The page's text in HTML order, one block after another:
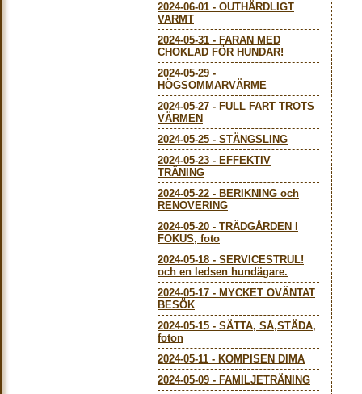
2024-06-01 - OUTHÄRDLIGT
VARMT
2024-05-31 - FARAN MED
CHOKLAD FÖR HUNDAR!
2024-05-29 -
HÖGSOMMARVÄRME
2024-05-27 - FULL FART TROTS
VÄRMEN
2024-05-25 - STÄNGSLING
2024-05-23 - EFFEKTIV
TRÄNING
2024-05-22 - BERIKNING och
RENOVERING
2024-05-20 - TRÄDGÅRDEN I
FOKUS, foto
2024-05-18 - SERVICESTRUL!
och en ledsen hundägare.
2024-05-17 - MYCKET OVÄNTAT
BESÖK
2024-05-15 - SÄTTA, SÅ,STÄDA,
foton
2024-05-11 - KOMPISEN DIMA
2024-05-09 - FAMILJETRÄNING